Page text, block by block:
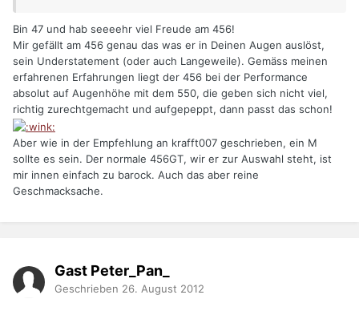
Bin 47 und hab seeeehr viel Freude am 456!
Mir gefällt am 456 genau das was er in Deinen Augen auslöst,
sein Understatement (oder auch Langeweile). Gemäss meinen
erfahrenen Erfahrungen liegt der 456 bei der Performance
absolut auf Augenhöhe mit dem 550, die geben sich nicht viel,
richtig zurechtgemacht und aufgepeppt, dann passt das schon!
Aber wie in der Empfehlung an krafft007 geschrieben, ein M
sollte es sein. Der normale 456GT, wir er zur Auswahl steht, ist
mir innen einfach zu barock. Auch das aber reine
Geschmacksache.
Gast Peter_Pan_
Geschrieben 26. August 2012